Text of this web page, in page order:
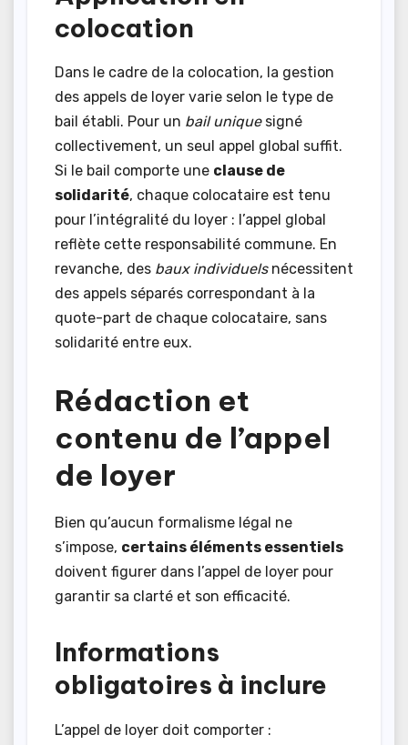
colocation
Dans le cadre de la colocation, la gestion
des appels de loyer varie selon le type de
bail établi. Pour un bail uniquesigné
collectivement, un seul appel global suffit.
Si le bail comporte une clause de
solidarité, chaque colocataire est tenu
pour l’intégralité du loyer : l’appel global
reflète cette responsabilité commune. En
revanche, des baux individuelsnécessitent
des appels séparés correspondant à la
quote-part de chaque colocataire, sans
solidarité entre eux.
Rédaction et
contenu de l’appel
de loyer
Bien qu’aucun formalisme légal ne
s’impose, certains éléments essentiels
doivent figurer dans l’appel de loyer pour
garantir sa clarté et son efficacité.
Informations
obligatoires à inclure
L’appel de loyer doit comporter :